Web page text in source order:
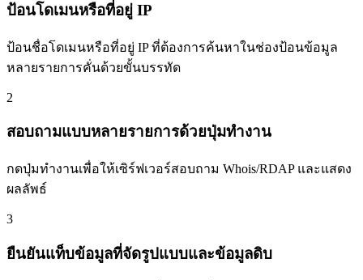
ป้อนโดเมนหรือที่อยู่ IP
ป้อนชื่อโดเมนหรือที่อยู่ IP ที่ต้องการค้นหาในช่องป้อนข้อมูล
หลายรายการคั่นด้วยขั้นบรรทัด
2
สอบถามแบบหลายรายการด้วยปุ่มทำงาน
กดปุ่มทำงานเพื่อให้เซิร์ฟเวอร์สอบถาม Whois/RDAP และแสดง
ผลลัพธ์
3
ยืนยันแท็บข้อมูลที่จัดรูปแบบและข้อมูลดิบ